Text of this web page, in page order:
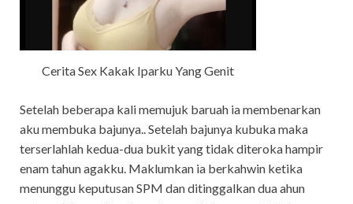
Cerita Sex Kakak Iparku Yang Genit
Setelah beberapa kali memujuk baruah ia membenarkan
aku membuka bajunya.. Setelah bajunya kubuka maka
terserlahlah kedua-dua bukit yang tidak diteroka hampir
enam tahun agakku. Maklumkan ia berkahwin ketika
menunggu keputusan SPM dan ditinggalkan dua ahun